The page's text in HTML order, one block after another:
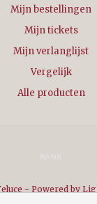
Mijn bestellingen
Mijn tickets
Mijn verlanglijst
Vergelijk
Alle producten
- Powered by